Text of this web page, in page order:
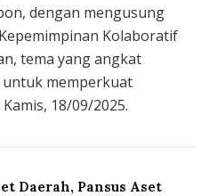
dengan mengusung
Kolaboratif
tema yang angkat
memperkuat
18/09/2025.
Daerah, Pansus Aset